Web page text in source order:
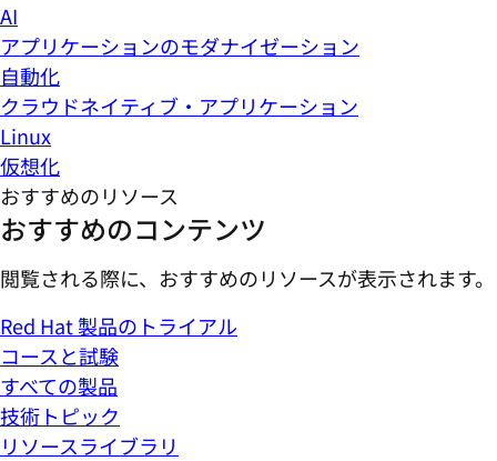
AI
アプリケーションのモダナイゼーション
自動化
クラウドネイティブ・アプリケーション
Linux
仮想化
おすすめのリソース
おすすめのコンテンツ
閲覧される際に、おすすめのリソースが表示されます。
Red Hat 製品のトライアル
コースと試験
すべての製品
技術トピック
リソースライブラリ